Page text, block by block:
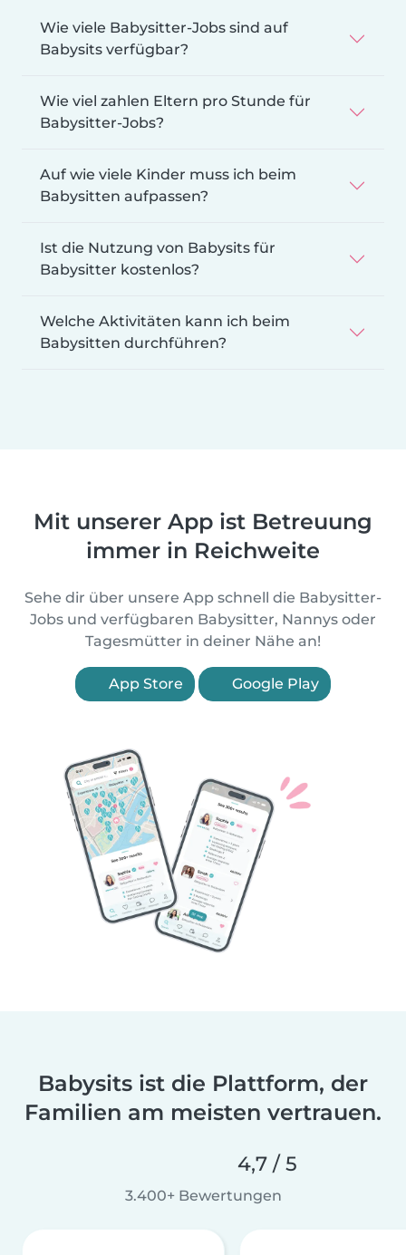
Wie viele Babysitter-Jobs sind auf
Babysits verfügbar?
Wie viel zahlen Eltern pro Stunde für
Babysitter-Jobs?
Auf wie viele Kinder muss ich beim
Babysitten aufpassen?
Ist die Nutzung von Babysits für
Babysitter kostenlos?
Welche Aktivitäten kann ich beim
Babysitten durchführen?
Mit unserer App ist Betreuung
immer in Reichweite
Sehe dir über unsere App schnell die Babysitter-
Jobs und verfügbaren Babysitter, Nannys oder
Tagesmütter in deiner Nähe an!
App Store Google Play
Babysits ist die Plattform, der
Familien am meisten vertrauen.
4,7 / 5
3.400+ Bewertungen